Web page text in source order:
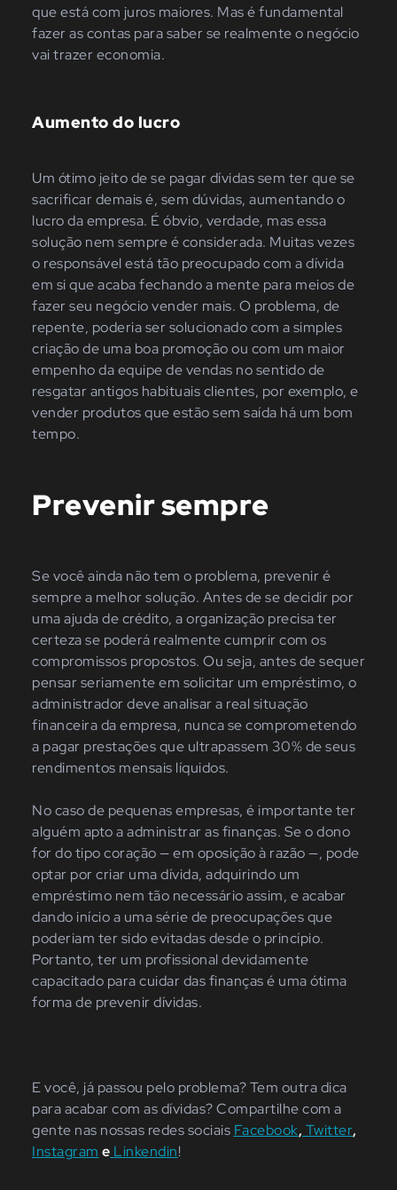
que está com juros maiores. Mas é fundamental
fazer as contas para saber se realmente o negócio
vai trazer economia.
Aumento do lucro
Um ótimo jeito de se pagar dívidas sem ter que se
sacrificar demais é, sem dúvidas, aumentando o
lucro da empresa. É óbvio, verdade, mas essa
solução nem sempre é considerada. Muitas vezes
o responsável está tão preocupado com a dívida
em si que acaba fechando a mente para meios de
fazer seu negócio vender mais. O problema, de
repente, poderia ser solucionado com a simples
criação de uma boa promoção ou com um maior
empenho da equipe de vendas no sentido de
resgatar antigos habituais clientes, por exemplo, e
vender produtos que estão sem saída há um bom
tempo.
Prevenir sempre
Se você ainda não tem o problema, prevenir é
sempre a melhor solução. Antes de se decidir por
uma ajuda de crédito, a organização precisa ter
certeza se poderá realmente cumprir com os
compromissos propostos. Ou seja, antes de sequer
pensar seriamente em solicitar um empréstimo, o
administrador deve analisar a real situação
financeira da empresa, nunca se comprometendo
a pagar prestações que ultrapassem 30% de seus
rendimentos mensais líquidos.
No caso de pequenas empresas, é importante ter
alguém apto a administrar as finanças. Se o dono
for do tipo coração — em oposição à razão —, pode
optar por criar uma dívida, adquirindo um
empréstimo nem tão necessário assim, e acabar
dando início a uma série de preocupações que
poderiam ter sido evitadas desde o princípio.
Portanto, ter um profissional devidamente
capacitado para cuidar das finanças é uma ótima
forma de prevenir dívidas.
E você, já passou pelo problema? Tem outra dica
para acabar com as dívidas? Compartilhe com a
gente nas nossas redes sociais Facebook, Twitter,
Instagram e Linkendin!